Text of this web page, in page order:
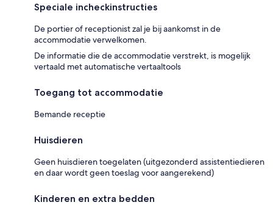
Speciale incheckinstructies
De portier of receptionist zal je bij aankomst in de
accommodatie verwelkomen.
De informatie die de accommodatie verstrekt, is mogelijk
vertaald met automatische vertaaltools
Toegang tot accommodatie
Bemande receptie
Huisdieren
Geen huisdieren toegelaten (uitgezonderd assistentiedieren
en daar wordt geen toeslag voor aangerekend)
Kinderen en extra bedden